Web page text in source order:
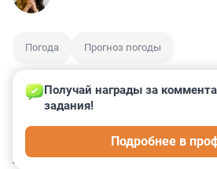
Погода Прогноз погоды
КОММЕНТАРИИ 24
Получай награды за
задания!
Подробнее в